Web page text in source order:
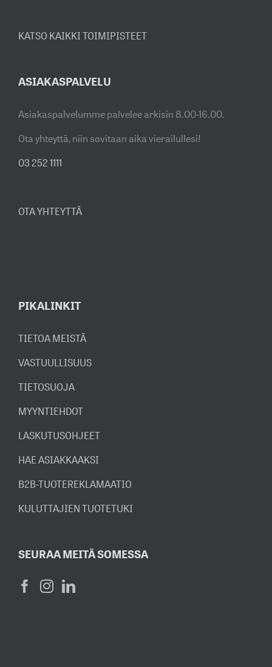
KATSO KAIKKI TOIMIPISTEET
ASIAKASPALVELU
Asiakaspalvelumme palvelee arkisin 8.00-16.00.
Ota yhteyttä, niin sovitaan aika vierailullesi!
03 252 1111
OTA YHTEYTTÄ
PIKALINKIT
TIETOA MEISTÄ
VASTUULLISUUS
TIETOSUOJA
MYYNTIEHDOT
LASKUTUSOHJEET
HAE ASIAKKAAKSI
B2B-TUOTEREKLAMAATIO
KULUTTAJIEN TUOTETUKI
SEURAA MEITÄ SOMESSA